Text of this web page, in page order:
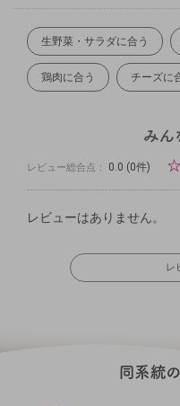
生野菜・サラダに合う
鶏肉に合う チーズに
レビュー総合点： 0.0 (0件) ☆
レビューはありません。
レ